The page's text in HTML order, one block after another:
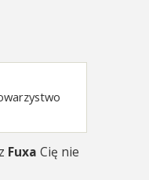
Fuxa Cię nie